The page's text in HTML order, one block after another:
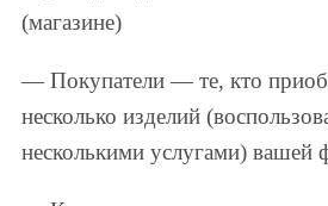
(магазине)
— Покупатели — те, кто
несколько изделий
несколькими услугами) вашей